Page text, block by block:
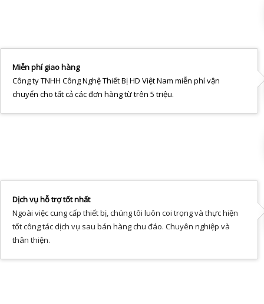
Miễn phí giao hàng
Công ty TNHH Công Nghệ Thiết Bị HD Việt Nam miễn phí vận
chuyển cho tất cả các đơn hàng từ trên 5 triệu.
Dịch vụ hỗ trợ tốt nhất
Ngoài việc cung cấp thiết bị, chúng tôi luôn coi trọng và thực hiện
tốt công tác dịch vụ sau bán hàng chu đáo. Chuyên nghiệp và
thân thiện.